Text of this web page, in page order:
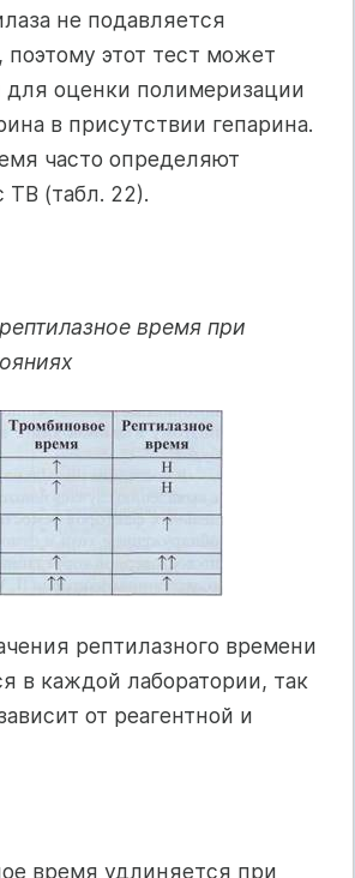
не подавляется
этот тест может
для оценки полимеризации
в при­сутствии гепарина.
часто оп­ределяют
ТВ (табл. 22).
время при
рептилазного времени
в каждой лаборатории, так
от реагентной и
время удлиняется при